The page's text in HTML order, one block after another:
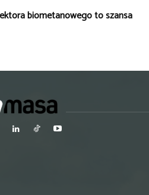
biometanowego to szansa